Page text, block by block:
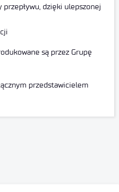
dzięki ulepszonej
są przez Grupę
przedstawicielem